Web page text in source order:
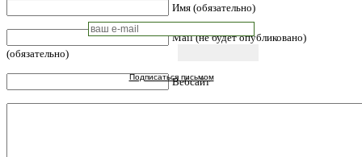
Подписаться письмом
Имя (обязательно)
Mail (не будет опубликовано)
(обязательно)
Вебсайт